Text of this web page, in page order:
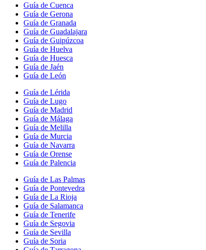
Guía de Cuenca
Guía de Gerona
Guía de Granada
Guía de Guadalajara
Guía de Guipúzcoa
Guía de Huelva
Guía de Huesca
Guía de Jaén
Guía de León
Guía de Lérida
Guía de Lugo
Guía de Madrid
Guía de Málaga
Guía de Melilla
Guía de Murcia
Guía de Navarra
Guía de Orense
Guía de Palencia
Guía de Las Palmas
Guía de Pontevedra
Guía de La Rioja
Guía de Salamanca
Guía de Tenerife
Guía de Segovia
Guía de Sevilla
Guía de Soria